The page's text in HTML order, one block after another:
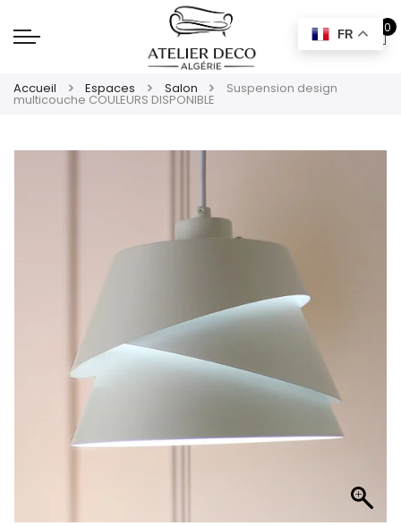
0
Accueil Espaces Salon Suspension design
multicouche COULEURS DISPONIBLE
FR